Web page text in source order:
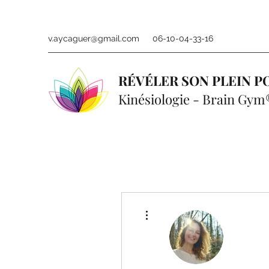
v.aycaguer@gmail.com 06-10-04-33-16
RÉVÉLER SON PLEIN
Kinésiologie - Brain